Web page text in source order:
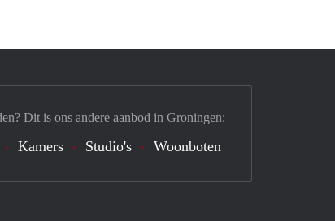
Dit is ons andere aanbod in Groningen:
Kamers Studio's Woonboten